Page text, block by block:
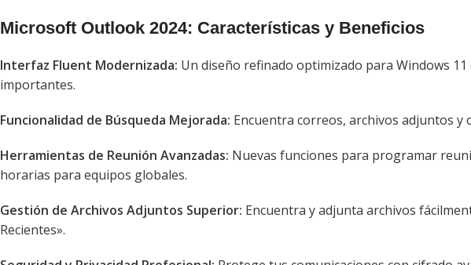
Microsoft Outlook 2024: Características y Beneficios
Interfaz Fluent Modernizada: Un diseño refinado optimizado para Windows
importantes.
Funcionalidad de Búsqueda Mejorada: Encuentra correos, archivos adjuntos
Herramientas de Reunión Avanzadas: Nuevas funciones para programar
horarias para equipos globales.
Gestión de Archivos Adjuntos Superior: Encuentra y adjunta archivos
Recientes».